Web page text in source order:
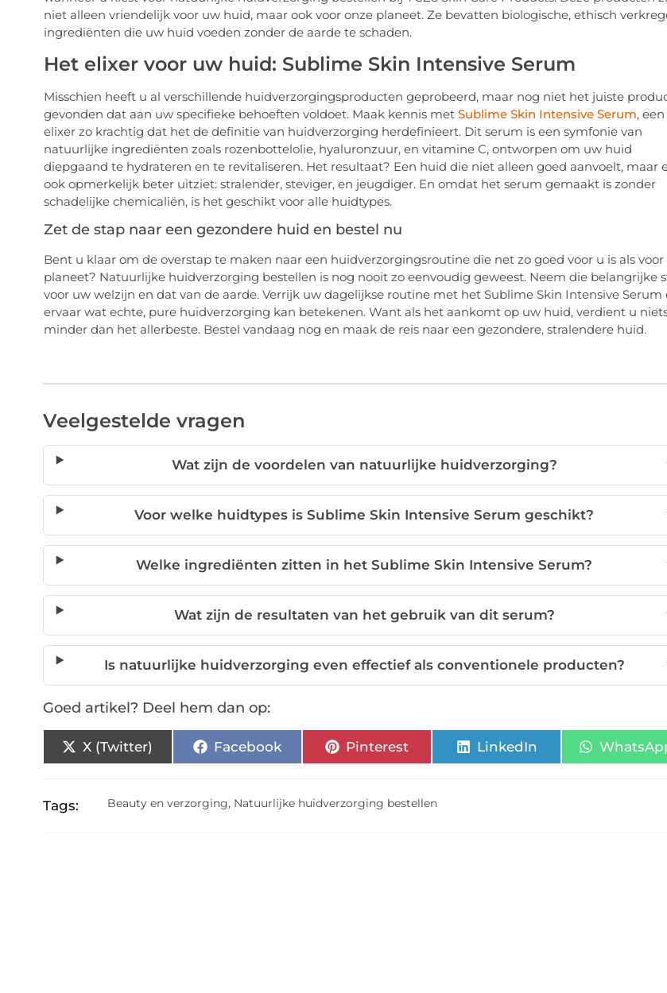
niet alleen vriendelijk voor uw huid, maar ook voor onze planeet. Ze bevatten biologische, ethisch
ingrediënten die uw huid voeden zonder de aarde te schaden.
Het elixer voor uw huid: Sublime Skin Intensive Serum
Misschien heeft u al verschillende huidverzorgingsproducten geprobeerd, maar nog niet het juiste
gevonden dat aan uw specifieke behoeften voldoet. Maak kennis met Sublime Skin Intensive Serum, een
elixer zo krachtig dat het de definitie van huidverzorging herdefinieert. Dit serum is een symfonie van
natuurlijke ingrediënten zoals rozenbottelolie, hyaluronzuur, en vitamine C, ontworpen om uw huid
diepgaand te hydrateren en te revitaliseren. Het resultaat? Een huid die niet alleen goed aanvoelt, maar
ook opmerkelijk beter uitziet: stralender, steviger, en jeugdiger. En omdat het serum gemaakt is zonder
schadelijke chemicaliën, is het geschikt voor alle huidtypes.
Zet de stap naar een gezondere huid en bestel nu
Bent u klaar om de overstap te maken naar een huidverzorgingsroutine die net zo goed voor u is als voor
planeet? Natuurlijke huidverzorging bestellen is nog nooit zo eenvoudig geweest. Neem die belangrijke
voor uw welzijn en dat van de aarde. Verrijk uw dagelijkse routine met het Sublime Skin Intensive Serum
ervaar wat echte, pure huidverzorging kan betekenen. Want als het aankomt op uw huid, verdient u
minder dan het allerbeste. Bestel vandaag nog en maak de reis naar een gezondere, stralendere huid.
Veelgestelde vragen
Wat zijn de voordelen van natuurlijke huidverzorging?
Voor welke huidtypes is Sublime Skin Intensive Serum geschikt?
Welke ingrediënten zitten in het Sublime Skin Intensive Serum?
Wat zijn de resultaten van het gebruik van dit serum?
Is natuurlijke huidverzorging even effectief als conventionele producten?
Goed artikel? Deel hem dan op:
X (Twitter) Facebook Pinterest LinkedIn
Tags: Beauty en verzorging, Natuurlijke huidverzorging bestellen